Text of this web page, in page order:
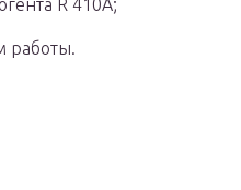
R 410A;
работы.